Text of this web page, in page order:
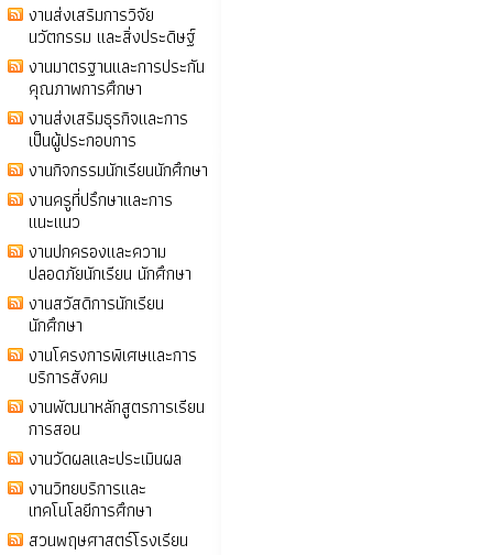
งานส่งเสริมการวิจัย
นวัตกรรม และสิ่งประดิษฐ์
งานมาตรฐานและการประกัน
คุณภาพการศึกษา
งานส่งเสริมธุรกิจและการ
เป็นผู้ประกอบการ
งานกิจกรรมนักเรียนนักศึกษา
งานครูที่ปรึกษาและการ
แนะแนว
งานปกครองและความ
ปลอดภัยนักเรียน นักศึกษา
งานสวัสดิการนักเรียน
นักศึกษา
งานโครงการพิเศษและการ
บริการสังคม
งานพัฒนาหลักสูตรการเรียน
การสอน
งานวัดผลและประเมินผล
งานวิทยบริการและ
เทคโนโลยีการศึกษา
สวนพฤษศาสตร์โรงเรียน